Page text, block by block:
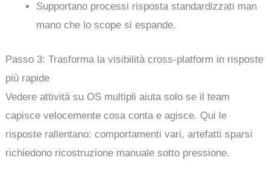
Supportano processi risposta standardizzati man
mano che lo scope si espande.
Passo 3: Trasforma la visibilità cross-platform in risposte
più rapide
Vedere attività su OS multipli aiuta solo se il team
capisce velocemente cosa conta e agisce. Qui le
risposte rallentano: comportamenti vari, artefatti sparsi
richiedono ricostruzione manuale sotto pressione.